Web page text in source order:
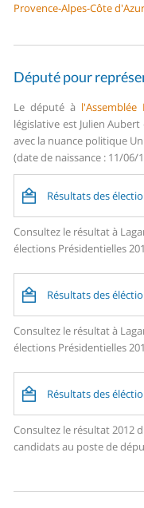
Provence-Alpes-Côte d'Azur
Député pour
Le député à l'Assemblée
législative est Julien
avec la nuance politique
(date de naissance : 11/
Résultats des
Consultez le résultat à
élections Présidentielles
Résultats des
Consultez le résultat à
élections Présidentielles
Résultats des
Consultez le résultat 2012
candidats au poste de